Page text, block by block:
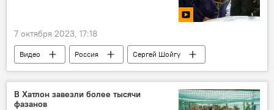
7 октября 2023, 17:18
Видео Россия
Сергей Шойгу
Армия и вооружение
производство
В Хатлон завезли более тысячи
фазанов